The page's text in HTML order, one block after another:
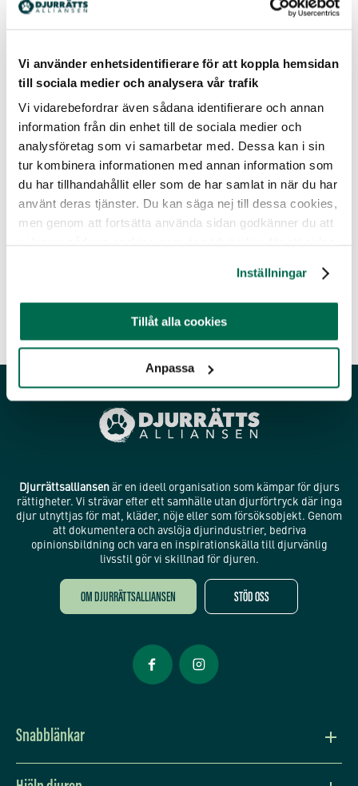
Vi använder enhetsidentifierare för att koppla hemsidan
till sociala medier och analysera vår trafik
Vi vidarebefordrar även sådana identifierare och annan
information från din enhet till de sociala medier och
analysföretag som vi samarbetar med. Dessa kan i sin
tur kombinera informationen med annan information som
du har tillhandahållit eller som de har samlat in när du har
använt deras tjänster. Du kan säga nej till dessa cookies,
men genom att fortsätta använda sidan godkänner du att
Inställningar
Tillåt alla cookies
Anpassa
Så här beskrivs boken ”Rapport från ett slakteri” som
Hennes uppgift är att kontrollera att djuren är friska och
att lagarna följs. Dag efter dag ser hon tusentals grisar gå
till slakt. Hon står vid det löpande bandet och inspekterar
kropparna efter de djur som några timmar tidigare mötte
hennes blick i stallet.
Rapport från ett slakteri är ett genreöverskridande,
självbiografiskt reportage inifrån en bransch som sällan
mot djuren, kontrollsystemet hon själv är en del av och
kampen mellan samvetet och en alltmer påtaglig
Boken går bland annat att beställa via
.
Djurrättsalliansenär en ideell organisation som kämpar för djurs
rättigheter. Vi strävar efter ett samhälle utan djurförtryck där inga
djur utnyttjas för mat, kläder, nöje eller som försöksobjekt. Genom
att dokumentera och avslöja djurindustrier, bedriva
opinionsbildning och vara en inspirationskälla till djurvänlig
livsstil gör vi skillnad för djuren.
OM DJURRÄTTSALLIANSEN STÖD OSS
Öppnas i nytt fönster
Snabblänkar